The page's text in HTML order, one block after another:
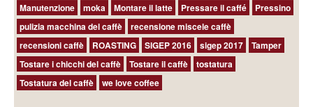
Manutenzione
moka Montare il latte Pressare il caffé
Pressino
pulizia macchina del caffè
recensione miscele caffè
recensioni caffè
ROASTING SIGEP 2016 sigep 2017
Tamper
Tostare i chicchi del caffè
Tostare il caffè
tostatura
Tostatura del caffè
we love coffee